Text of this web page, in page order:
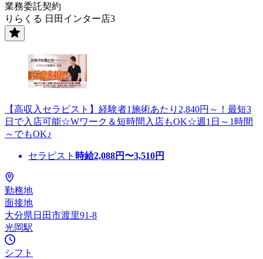
業務委託契約
りらくる 日田インター店3
【高収入セラピスト】経験者1施術あたり2,840円～！最短3
日で入店可能☆Wワーク＆短時間入店もOK☆週1日～1時間
～でもOK♪
セラピスト 時給2,088円〜3,510円
勤務地
面接地
大分県日田市渡里91-8
光岡駅
シフト